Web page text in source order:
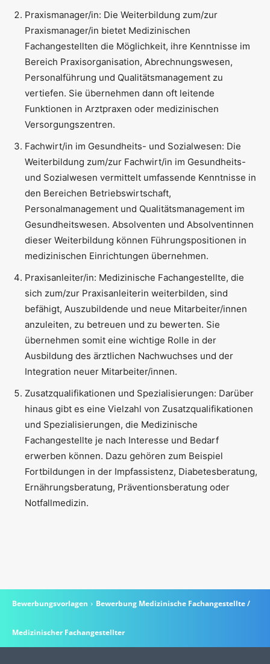
Praxismanager/in: Die Weiterbildung zum/zur
Praxismanager/in bietet Medizinischen
Fachangestellten die Möglichkeit, ihre Kenntnisse im
Bereich Praxisorganisation, Abrechnungswesen,
Personalführung und Qualitätsmanagement zu
vertiefen. Sie übernehmen dann oft leitende
Funktionen in Arztpraxen oder medizinischen
Versorgungszentren.
Fachwirt/in im Gesundheits- und Sozialwesen: Die
Weiterbildung zum/zur Fachwirt/in im Gesundheits-
und Sozialwesen vermittelt umfassende Kenntnisse in
den Bereichen Betriebswirtschaft,
Personalmanagement und Qualitätsmanagement im
Gesundheitswesen. Absolventen und Absolventinnen
dieser Weiterbildung können Führungspositionen in
medizinischen Einrichtungen übernehmen.
Praxisanleiter/in: Medizinische Fachangestellte, die
sich zum/zur Praxisanleiterin weiterbilden, sind
befähigt, Auszubildende und neue Mitarbeiter/innen
anzuleiten, zu betreuen und zu bewerten. Sie
übernehmen somit eine wichtige Rolle in der
Ausbildung des ärztlichen Nachwuchses und der
Integration neuer Mitarbeiter/innen.
Zusatzqualifikationen und Spezialisierungen: Darüber
hinaus gibt es eine Vielzahl von Zusatzqualifikationen
und Spezialisierungen, die Medizinische
Fachangestellte je nach Interesse und Bedarf
erwerben können. Dazu gehören zum Beispiel
Fortbildungen in der Impfassistenz, Diabetesberatung,
Ernährungsberatung, Präventionsberatung oder
Notfallmedizin.
Bewerbungsvorlagen Bewerbung Medizinische Fachangestellte /
Medizinischer Fachangestellter